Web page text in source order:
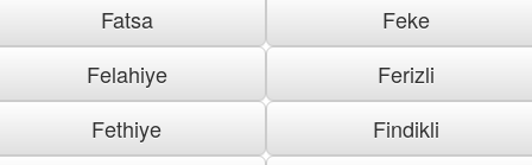
Fatsa
Feke
Felahiye
Ferizli
Fethiye
Findikli